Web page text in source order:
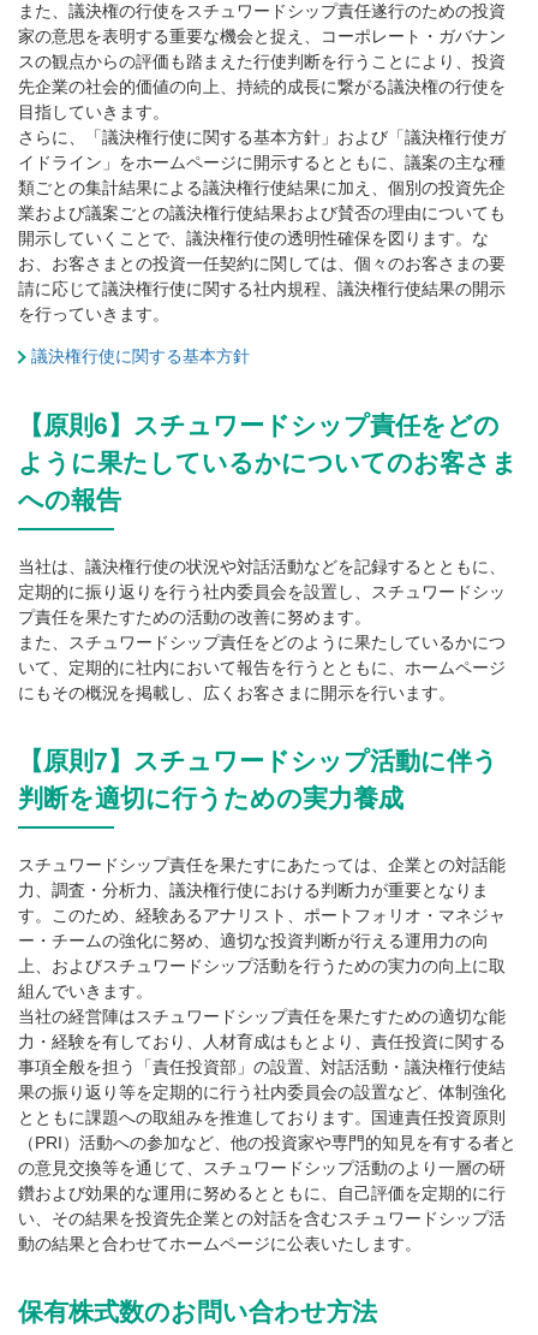
また、議決権の行使をスチュワードシップ責任遂行のための投資
家の意思を表明する重要な機会と捉え、コーポレート・ガバナン
スの観点からの評価も踏まえた行使判断を行うことにより、投資
先企業の社会的価値の向上、持続的成長に繋がる議決権の行使を
目指していきます。
さらに、「議決権行使に関する基本方針」および「議決権行使ガ
イドライン」をホームページに開示するとともに、議案の主な種
類ごとの集計結果による議決権行使結果に加え、個別の投資先企
業および議案ごとの議決権行使結果および賛否の理由についても
開示していくことで、議決権行使の透明性確保を図ります。な
お、お客さまとの投資一任契約に関しては、個々のお客さまの要
請に応じて議決権行使に関する社内規程、議決権行使結果の開示
を行っていきます。
議決権行使に関する基本方針
【原則6】スチュワードシップ責任をどの
ように果たしているかについてのお客さま
への報告
当社は、議決権行使の状況や対話活動などを記録するとともに、
定期的に振り返りを行う社内委員会を設置し、スチュワードシッ
プ責任を果たすための活動の改善に努めます。
また、スチュワードシップ責任をどのように果たしているかにつ
いて、定期的に社内において報告を行うとともに、ホームページ
にもその概況を掲載し、広くお客さまに開示を行います。
【原則7】スチュワードシップ活動に伴う
判断を適切に行うための実力養成
スチュワードシップ責任を果たすにあたっては、企業との対話能
力、調査・分析力、議決権行使における判断力が重要となりま
す。このため、経験あるアナリスト、ポートフォリオ・マネジャ
ー・チームの強化に努め、適切な投資判断が行える運用力の向
上、およびスチュワードシップ活動を行うための実力の向上に取
組んでいきます。
当社の経営陣はスチュワードシップ責任を果たすための適切な能
力・経験を有しており、人材育成はもとより、責任投資に関する
事項全般を担う「責任投資部」の設置、対話活動・議決権行使結
果の振り返り等を定期的に行う社内委員会の設置など、体制強化
とともに課題への取組みを推進しております。国連責任投資原則
（PRI）活動への参加など、他の投資家や専門的知見を有する者と
の意見交換等を通じて、スチュワードシップ活動のより一層の研
鑽および効果的な運用に努めるとともに、自己評価を定期的に行
い、その結果を投資先企業との対話を含むスチュワードシップ活
動の結果と合わせてホームページに公表いたします。
保有株式数のお問い合わせ方法